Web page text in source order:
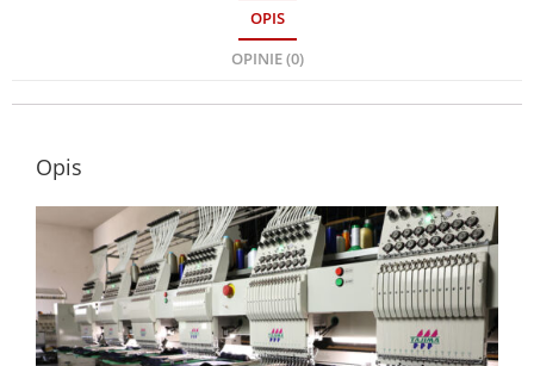
OPIS
OPINIE (0)
Opis